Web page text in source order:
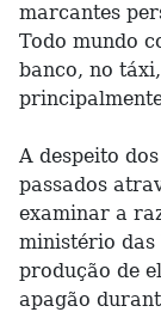
marcantes
Todo mundo
banco, no
A despeito
passados
examinar a
ministério
produção de
apagão